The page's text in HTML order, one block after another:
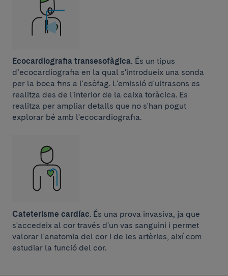
Ecocardiografia transesofàgica. És un tipus
d’ecocardiografia en la qual s'introdueix una sonda
per la boca fins a l'esòfag. L'emissió d'ultrasons es
realitza des de l'interior de la caixa toràcica. Es
realitza per ampliar detalls que no s'han pogut
explorar bé amb l'ecocardiografia.
Cateterisme cardíac. És una prova invasiva, ja que
s'accedeix al cor través d'un vas sanguini i permet
valorar l'anatomia del cor i de les artèries, així com
estudiar la funció del cor.